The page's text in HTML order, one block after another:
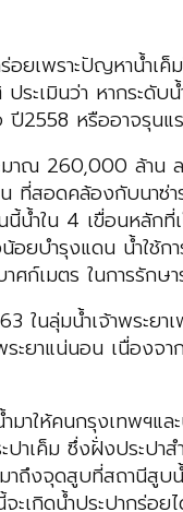
เพราะปัญหาน้ำเ
ะเมินว่า หากระดั
ปี2558 หรืออาจรุนแ
าณ 260,000 ล้า
สอดคล้องกับนาซ่
ำใน 4 เขื่อนหลัก
ยบำรุงแดน น้ำใช้
เมตร ในการรักษ
ลุ่มน้ำเจ้าพระยา
ะยาแน่นอน เนื่อง
าให้คนกรุงเทพฯ
เค็ม ซึ่งฝั่งประปา
งจุดสูบที่สถานีสูบ
เกิดน้ำประปากร่อย